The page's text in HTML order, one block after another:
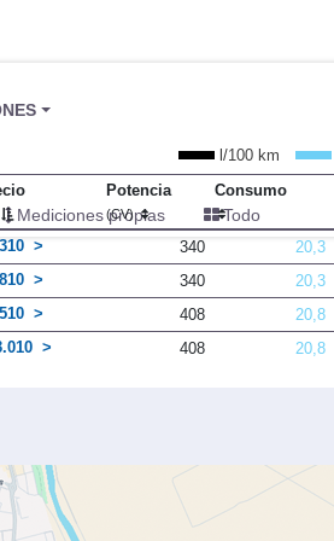
Mediciones propias Todo
l/100 km
Potencia
(CV)
Consumo
340 20,3
340 20,3
408 20,8
408 20,8